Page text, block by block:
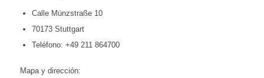
Calle Münzstraße 10
70173 Stuttgart
Teléfono: +49 211 864700
Mapa y dirección: